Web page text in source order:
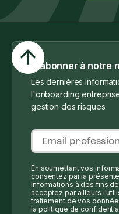
S'abonner à notre
Les dernières
l'onboarding
gestion des risques
En soumettant vos
consentez par la
informations à des fins
acceptez par ailleurs
traitement de vos
la politique de